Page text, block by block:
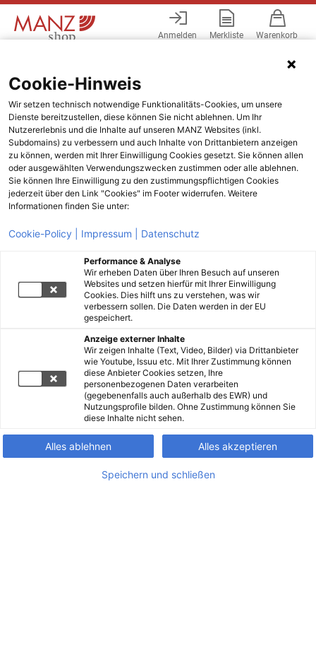
Anmelden Merkliste Warenkorb
Cookie-Hinweis
Wir setzen technisch notwendige Funktionalitäts-Cookies, um unsere
Dienste bereitzustellen, diese können Sie nicht ablehnen. Um Ihr
Nutzererlebnis und die Inhalte auf unseren MANZ Websites (inkl.
Subdomains) zu verbessern und auch Inhalte von Drittanbietern anzeigen
zu können, werden mit Ihrer Einwilligung Cookies gesetzt. Sie können allen
oder ausgewählten Verwendungszwecken zustimmen oder alle ablehnen.
Sie können Ihre Einwilligung zu den zustimmungspflichtigen Cookies
jederzeit über den Link "Cookies" im Footer widerrufen. Weitere
Informationen finden Sie unter:
Cookie-Policy | Impressum | Datenschutz
Performance & Analyse
Wir erheben Daten über Ihren Besuch auf unseren
Websites und setzen hierfür mit Ihrer Einwilligung
Cookies. Dies hilft uns zu verstehen, was wir
verbessern sollen. Die Daten werden in der EU
gespeichert.
Anzeige externer Inhalte
Wir zeigen Inhalte (Text, Video, Bilder) via Drittanbieter
wie Youtube, Issuu etc. Mit Ihrer Zustimmung können
diese Anbieter Cookies setzen, Ihre
personenbezogenen Daten verarbeiten
(gegebenenfalls auch außerhalb des EWR) und
Nutzungsprofile bilden. Ohne Zustimmung können Sie
diese Inhalte nicht sehen.
Alles ablehnen Alles akzeptieren
Speichern und schließen